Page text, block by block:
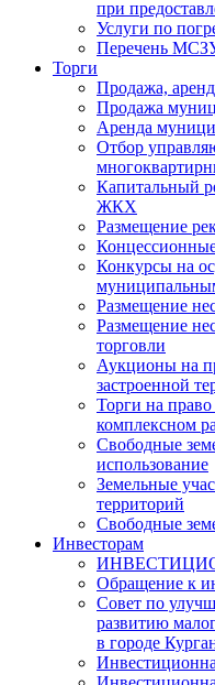
при
Услуги по
Перечень
Торги
Продажа,
Продажа
Аренда
Отбор
Капитальный
ЖКХ
Размещение
Конкурсы на
Размещение
Размещение
торговли
Аукционы на
застроенной
Торги на
комплексном
Свободные
использование
Земельные
территорий
Свободные
Инвесторам
Обращение к
Совет по
развитию
в городе